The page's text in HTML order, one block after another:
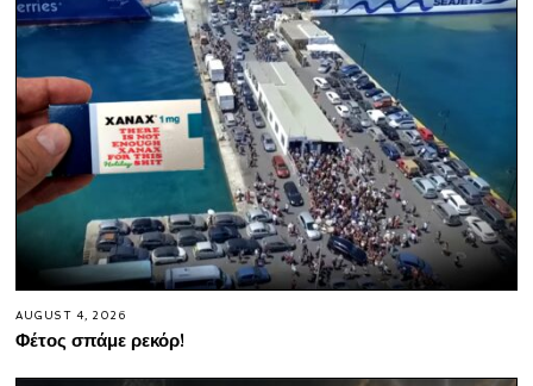
AUGUST 4, 2026
Φέτος σπάμε ρεκόρ!